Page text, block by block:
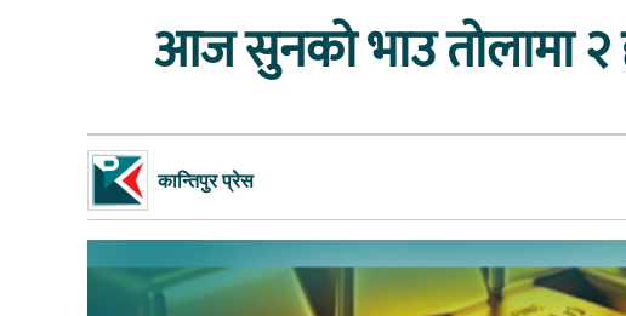
आज सुनको भाउ तोलामा
कान्तिपुर प्रेस